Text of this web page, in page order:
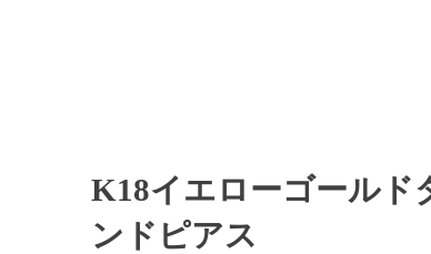
K18イエローゴールド
ンドピアス